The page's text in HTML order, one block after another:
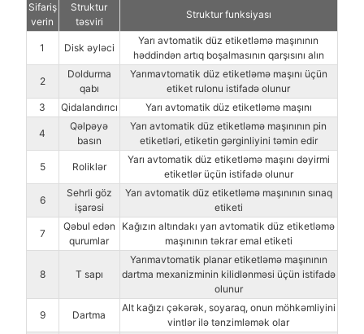
Sifariş
verin
Struktur
təsviri
Struktur funksiyası
1 Disk əyləci
Yarı avtomatik düz etiketləmə maşınının
həddindən artıq boşalmasının qarşısını alın
2
Doldurma
qabı
Yarımavtomatik düz etiketləmə maşını üçün
etiket rulonu istifadə olunur
3
Qidalandırıcı Yarı avtomatik düz etiketləmə maşını
4
Qəlpəyə
basın
Yarı avtomatik düz etiketləmə maşınının pin
etiketləri, etiketin gərginliyini təmin edir
5 Roliklər
Yarı avtomatik düz etiketləmə maşını dəyirmi
etiketlər üçün istifadə olunur
6
Sehrli göz
işarəsi
Yarı avtomatik düz etiketləmə maşınının sınaq
etiketi
7
Qəbul edən
qurumlar
Kağızın altındakı yarı avtomatik düz etiketləmə
maşınının təkrar emal etiketi
8 T sapı
Yarımavtomatik planar etiketləmə maşınının
dartma mexanizminin kilidlənməsi üçün istifadə
olunur
9 Dartma
Alt kağızı çəkərək, soyaraq, onun möhkəmliyini
vintlər ilə tənzimləmək olar